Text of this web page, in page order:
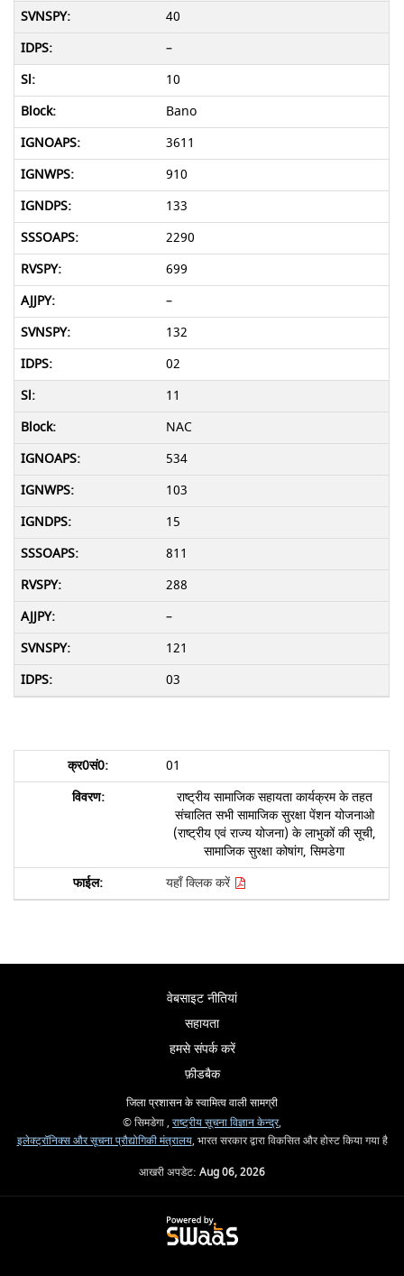
40
–
10
Bano
3611
910
133
2290
699
–
132
02
11
NAC
534
103
15
811
288
–
121
03
01
राष्ट्रीय सामाजिक सहायता कार्यक्रम के तहत
संचालित सभी सामाजिक सुरक्षा पेंशन योजनाओ
(राष्ट्रीय एवं राज्य योजना) के लाभुकों की सूची,
सामाजिक सुरक्षा कोषांग, सिमडेगा
यहाँ क्लिक करें
वेबसाइट नीतियां
सहायता
हमसे संपर्क करें
फ़ीडबैक
जिला प्रशासन के स्वामित्व वाली सामग्री
© सिमडेगा , राष्ट्रीय सूचना विज्ञान केन्द्र,
इलेक्ट्रॉनिक्स और सूचना प्रौद्योगिकी मंत्रालय, भारत सरकार द्वारा विकसित और होस्ट किया गया है
आखरी अपडेट: Aug 06, 2026